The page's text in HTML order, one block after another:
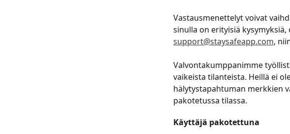
Vastausmenettelyt voivat
sinulla on erityisiä
support@staysafeapp.com,
Valvontakumppanimme
vaikeista tilanteista. Heillä ei
hälytystapahtuman merkkien
pakotetussa tilassa.
Käyttäjä pakotettuna